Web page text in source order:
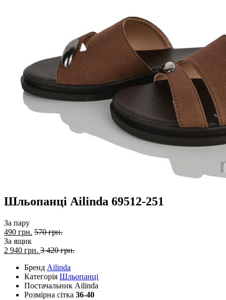
Шльопанці Ailinda 69512-251
За пару
490 грн. 570 грн.
За ящик
2 940 грн. 3 420 грн.
Бренд Ailinda
Категорія Шльопанці
Постачальник Ailinda
Розмірна сітка 36-40